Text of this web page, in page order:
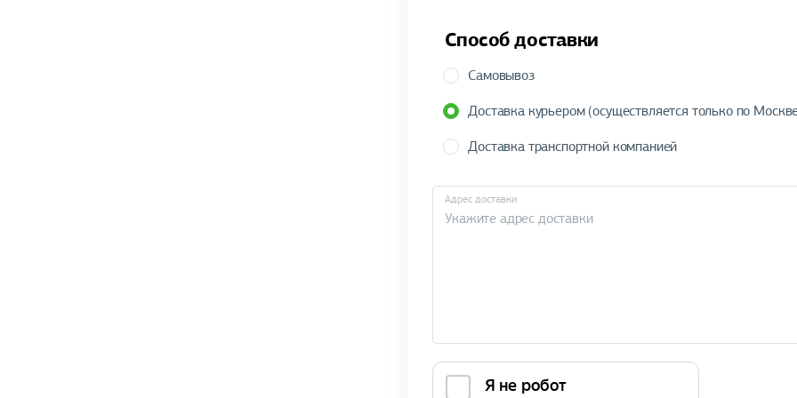
Способ доставки
Самовывоз
Доставка курьером (осуществляется только по
Доставка транспортной компанией
Адрес доставки